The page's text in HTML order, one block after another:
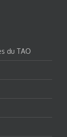
du TAO